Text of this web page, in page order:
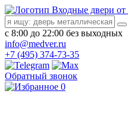
Входные двери от
с 8:00 до 22:00 без выходных
info@medver.ru
+7 (495) 374-73-35
Обратный звонок
0